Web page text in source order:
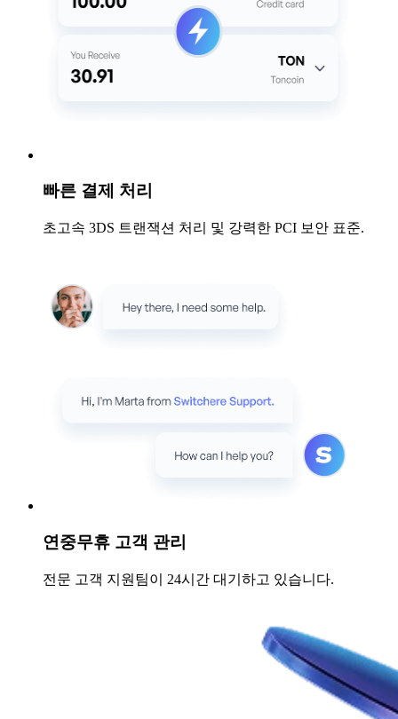
빠른 결제 처리
초고속 3DS 트랜잭션 처리 및 강력한 PCI 보안 표준.
연중무휴 고객 관리
전문 고객 지원팀이 24시간 대기하고 있습니다.